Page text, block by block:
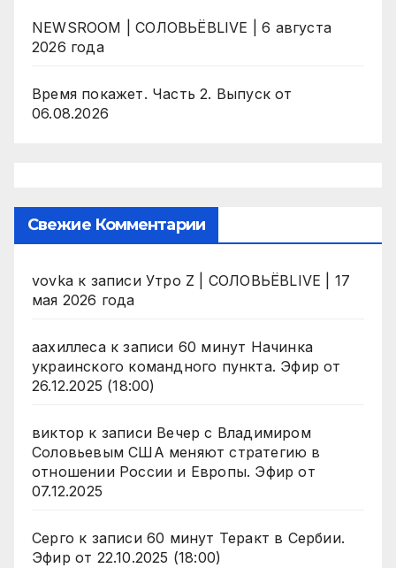
NEWSROOM | СОЛОВЬЁВLIVE | 6 августа
2026 года
Время покажет. Часть 2. Выпуск от
06.08.2026
Свежие Комментарии
vovka к записи Утро Z | СОЛОВЬЁВLIVE | 17
мая 2026 года
аахиллесак записи 60 минут Начинка
украинского командного пункта. Эфир от
26.12.2025 (18:00)
виктор к записи Вечер с Владимиром
Соловьевым США меняют стратегию в
отношении России и Европы. Эфир от
07.12.2025
Серго к записи 60 минут Теракт в Сербии.
Эфир от 22.10.2025 (18:00)